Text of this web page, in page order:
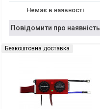
Немає в наявності
Повідомити про наявність
Безкоштовна доставка